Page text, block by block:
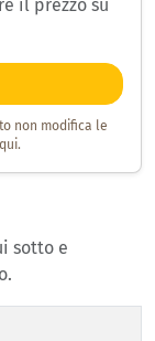
il prezzo su
non modifica le
sotto e